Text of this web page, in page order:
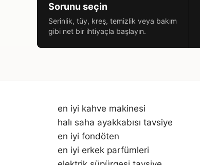
Sorunu seçin
Serinlik, tüy, kreş, temizlik veya bakım
gibi net bir ihtiyaçla başlayın.
en iyi kahve makinesi
halı saha ayakkabısı tavsiye
en iyi fondöten
en iyi erkek parfümleri